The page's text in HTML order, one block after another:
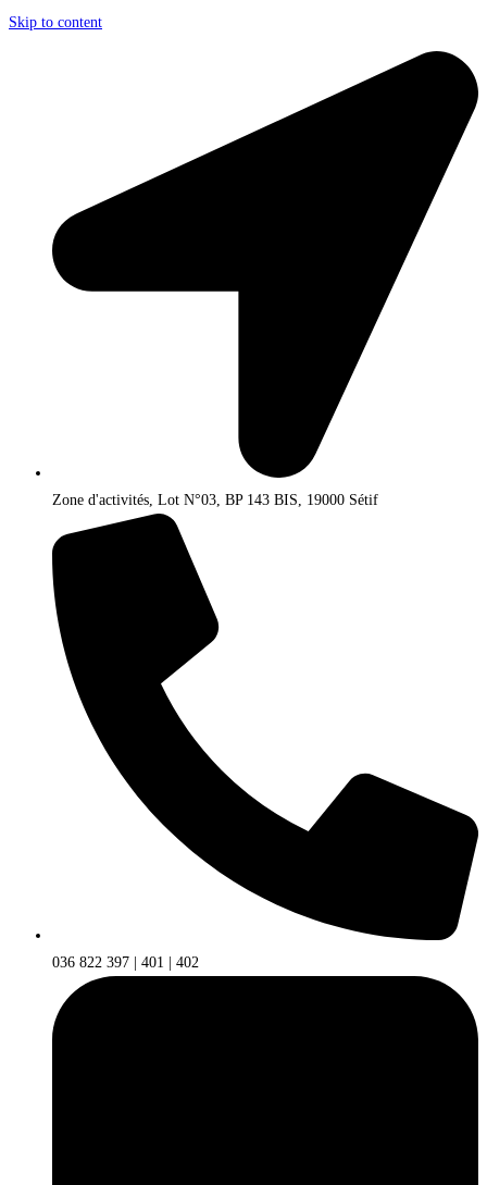
Skip to content
Zone d'activités, Lot N°03, BP 143 BIS, 19000 Sétif
036 822 397 | 401 | 402